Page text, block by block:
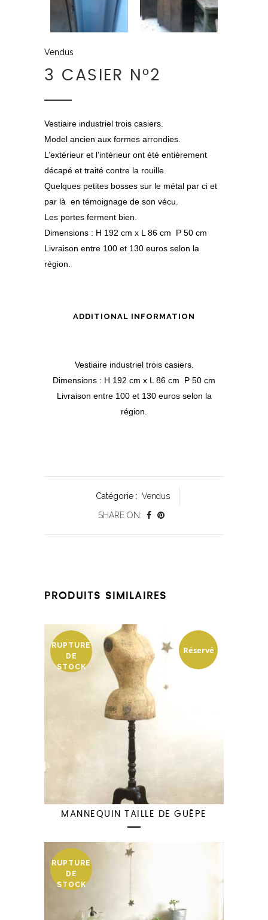
Vendus
3 CASIER N°2
Vestiaire industriel trois casiers.
Model ancien aux formes arrondies.
L’extérieur et l’intérieur ont été entièrement
décapé et traité contre la rouille.
Quelques petites bosses sur le métal par ci et
par là en témoignage de son vécu.
Les portes ferment bien.
Dimensions : H 192 cm x L 86 cm P 50 cm
Livraison entre 100 et 130 euros selon la
région.
ADDITIONAL INFORMATION
Vestiaire industriel trois casiers.
Dimensions : H 192 cm x L 86 cm P 50 cm
Livraison entre 100 et 130 euros selon la
région.
Catégorie : Vendus
SHARE ON:
PRODUITS SIMILAIRES
Réservé
RUPTURE
DE
STOCK
MANNEQUIN TAILLE DE GUÊPE
RUPTURE
DE
STOCK